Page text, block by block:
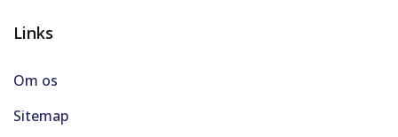
Links
Om os
Sitemap